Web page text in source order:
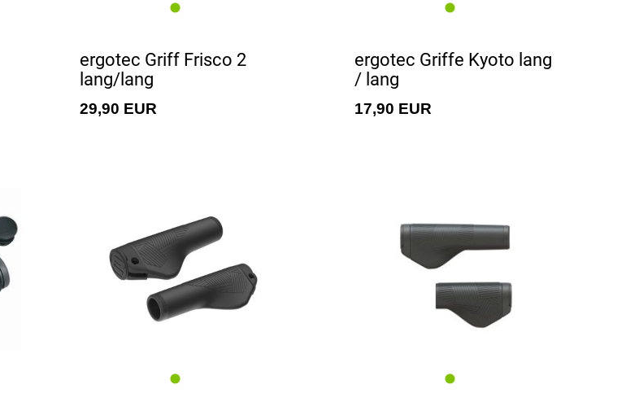
ergotec Griff Frisco 2
lang/lang
29,90 EUR
ergotec Griffe Kyoto lang
/ lang
17,90 EUR